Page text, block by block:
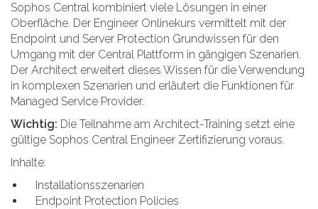
Sophos Central kombiniert viele Lösungen in einer
Oberfläche. Der Engineer Onlinekurs vermittelt mit der
Endpoint und Server Protection Grundwissen für den
Umgang mit der Central Plattform in gängigen Szenarien.
Der Architect erweitert dieses Wissen für die Verwendung
in komplexen Szenarien und erläutert die Funktionen für
Managed Service Provider.
Wichtig: Die Teilnahme am Architect-Training setzt eine
gültige Sophos Central Engineer Zertifizierung voraus.
Inhalte:
Installationsszenarien
Endpoint Protection Policies